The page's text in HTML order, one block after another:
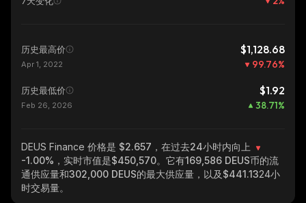
历史最高价 $1,128.68
Apr 1, 2022 99.76%
历史最低价 $1.92
Feb 26, 2026 38.71%
DEUS Finance 价格是 $2.657，在过去24小时内向上
-1.00% ，实时市值是$450,570。它有169,586 DEUS币的流
通供应量和302,000 DEUS的最大供应量，以及$441.1324小
时交易量。